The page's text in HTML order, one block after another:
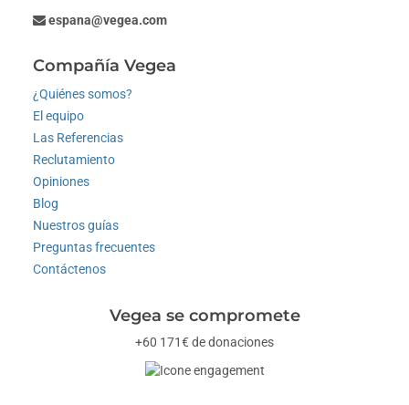
espana@vegea.com
Compañía Vegea
¿Quiénes somos?
El equipo
Las Referencias
Reclutamiento
Opiniones
Blog
Nuestros guías
Preguntas frecuentes
Contáctenos
Vegea se compromete
+60 171€ de donaciones